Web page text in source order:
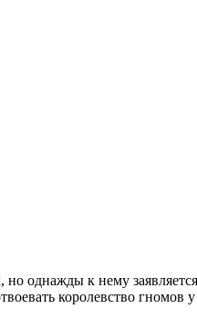
однажды к нему
королевство гномов